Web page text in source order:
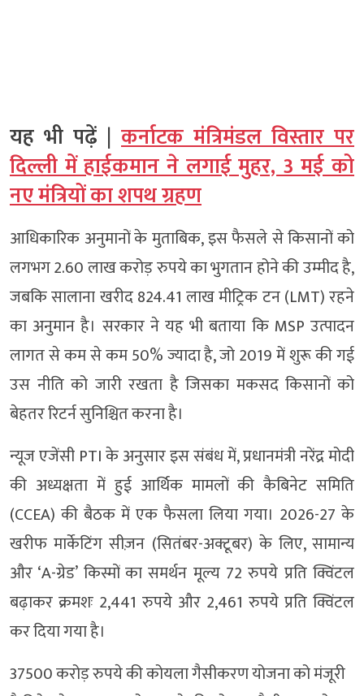
यह भी पढ़ें | कर्नाटक मंत्रिमंडल विस्तार पर
दिल्ली में हाईकमान ने लगाई मुहर, 3 मई को
नए मंत्रियों का शपथ ग्रहण
आधिकारिक अनुमानों के मुताबिक, इस फैसले से किसानों को
लगभग 2.60 लाख करोड़ रुपये का भुगतान होने की उम्मीद है,
जबकि सालाना खरीद 824.41 लाख मीट्रिक टन (LMT) रहने
का अनुमान है। सरकार ने यह भी बताया कि MSP उत्पादन
लागत से कम से कम 50% ज्यादा है, जो 2019 में शुरू की गई
उस नीति को जारी रखता है जिसका मकसद किसानों को
बेहतर रिटर्न सुनिश्चित करना है।
न्यूज एजेंसी PTI के अनुसार इस संबंध में, प्रधानमंत्री नरेंद्र मोदी
की अध्यक्षता में हुई आर्थिक मामलों की कैबिनेट समिति
(CCEA) की बैठक में एक फैसला लिया गया। 2026-27 के
खरीफ मार्केटिंग सीज़न (सितंबर-अक्टूबर) के लिए, सामान्य
और ‘A-ग्रेड’ किस्मों का समर्थन मूल्य 72 रुपये प्रति क्विंटल
बढ़ाकर क्रमशः 2,441 रुपये और 2,461 रुपये प्रति क्विंटल
कर दिया गया है।
37500 करोड़ रुपये की कोयला गैसीकरण योजना को मंजूरी